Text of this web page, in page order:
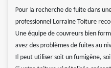
Pour la recherche de fuite dans
professionnel Lorraine Toiture
Une équipe de couvreurs bien
avez des problèmes de fuites au
Il peut utiliser soit un fumigène,